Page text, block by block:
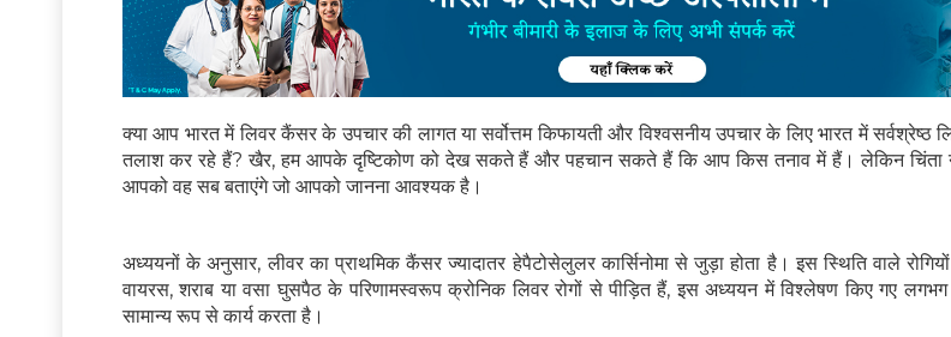
क्या आप भारत में लिवर कैंसर के उपचार की लागत या सर्वोत्तम किफायती और विश्वसनीय उपचार के लिए भारत में सर्वश्रेष्ठ
तलाश कर रहे हैं? खैर, हम आपके दृष्टिकोण को देख सकते हैं और पहचान सकते हैं कि आप किस तनाव में हैं। लेकिन
आपको वह सब बताएंगे जो आपको जानना आवश्यक है।
अध्ययनों के अनुसार, लीवर का प्राथमिक कैंसर ज्यादातर हेपैटोसेलुलर कार्सिनोमा से जुड़ा होता है। इस स्थिति वाले
वायरस, शराब या वसा घुसपैठ के परिणामस्वरूप क्रोनिक लिवर रोगों से पीड़ित हैं, इस अध्ययन में विश्लेषण किए गए लगभग
सामान्य रूप से कार्य करता है।